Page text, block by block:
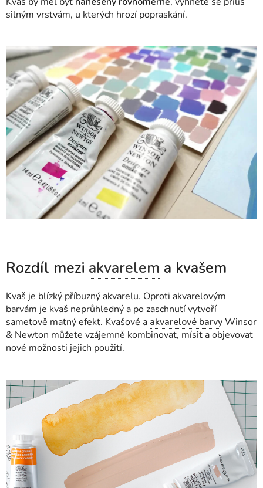
silným vrstvám, u kterých hrozí popraskání.
Rozdíl mezi akvarelem a kvašem
Kvaš je blízký příbuzný akvarelu. Oproti akvarelovým
barvám je kvaš neprůhledný a po zaschnutí vytvoří
sametově matný efekt. Kvašové a akvarelové barvyWinsor
& Newton můžete vzájemně kombinovat, mísit a objevovat
nové možnosti jejich použití.